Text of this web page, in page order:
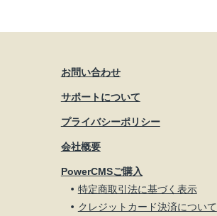
お問い合わせ
サポートについて
プライバシーポリシー
会社概要
PowerCMSご購入
特定商取引法に基づく表示
クレジットカード決済について